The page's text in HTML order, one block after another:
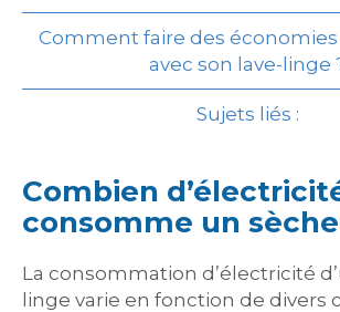
Comment faire des économies
avec son lave-linge
Sujets liés :
Combien
consomme un
La consommation d’électricité
linge varie en fonction de divers